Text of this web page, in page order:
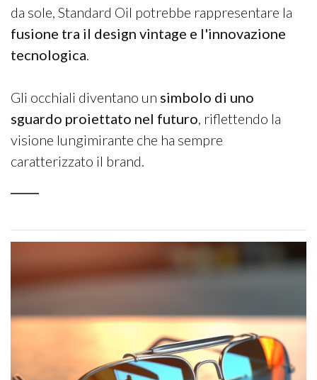
da sole, Standard Oil potrebbe rappresentare la
fusione tra il design vintage e l'innovazione
tecnologica
Gli occhiali diventano un simbolo di uno
sguardo proiettato nel futuro , riflettendo la
visione lungimirante che ha sempre
caratterizzato il brand.